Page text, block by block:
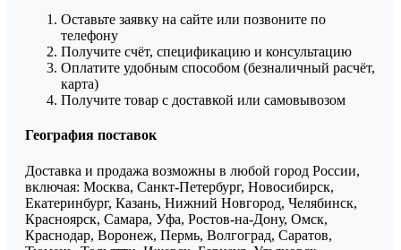
Оставьте заявку на сайте или позвоните по
телефону
Получите счёт, спецификацию и консультацию
Оплатите удобным способом (безналичный расчёт,
карта)
Получите товар с доставкой или самовывозом
География поставок
Доставка и продажа возможны в любой город России,
включая: Москва, Санкт-Петербург, Новосибирск,
Екатеринбург, Казань, Нижний Новгород, Челябинск,
Красноярск, Самара, Уфа, Ростов-на-Дону, Омск,
Краснодар, Воронеж, Пермь, Волгоград, Саратов,